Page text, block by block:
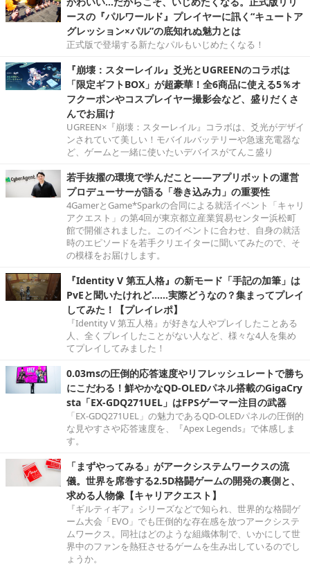
ースの『パルワールド』プレイヤーに訊く“キュートア
グレッション×パル”の底知れぬ魅力とは
正式版で登場する新たなパルもいじめたくなる！
『崩壊：スターレイル』爻光とUGREENのコラボは
「限定ギフトBOX」が超豪華！全6商品に使える5％オ
フクーポンやコスプレイヤー撮影会など、盛りだくさ
んでお届け
UGREEN×『崩壊：スターレイル』コラボは、爻光がデザイ
ンされていて美しい！モバイルバッテリーや急速充電器な
ど、ゲームと一緒に使いたいデバイスがてんこ盛り
若手抜擢の環境で学んだこと――アプリボットの運営
プロデューサーが語る「巻き込み力」の重要性
4GamerとGame*Sparkの合同による就活イベント「キャリ
アクエスト」の第4回が東京都立産業貿易センター浜松町
館で開催されました。このイベントに合わせ、自身の就活
時のエピソードを若手クリエイターに聞いてみたので、そ
の模様をお届けします。
『Identity V 第五人格』の新モード「手記の加筆」は
PvEと聞いたけれど……実際どうなの？集まってプレイ
してみた！【プレイレポ】
『Identity V 第五人格』が好きな人やプレイしたことある
人、全くプレイしたことがない人など、様々な4人を集め
てプレイしてみました！
0.03msの圧倒的応答速度やリフレッシュレートで勝ち
にこだわる！鮮やかなQD-OLEDパネル搭載のGigaCry
sta「EX-GDQ271UEL」はFPSゲーマー注目の武器
「EX-GDQ271UEL」の魅力であるQD-OLEDパネルの圧倒的
な見やすさや応答速度を、『Apex Legends』で体感しま
す。
「まずやってみる」がアークシステムワークスの流
儀。世界を席巻する2.5D格闘ゲームの開発の裏側と、
求める人物像【キャリアクエスト】
『ギルティギア』シリーズなどで知られ、世界的な格闘ゲ
ーム大会「EVO」でも圧倒的な存在感を放つアークシステ
ムワークス。同社はどのような組織体制で、いかにして世
界中のファンを熱狂させるゲームを生み出しているのでし
ょうか。